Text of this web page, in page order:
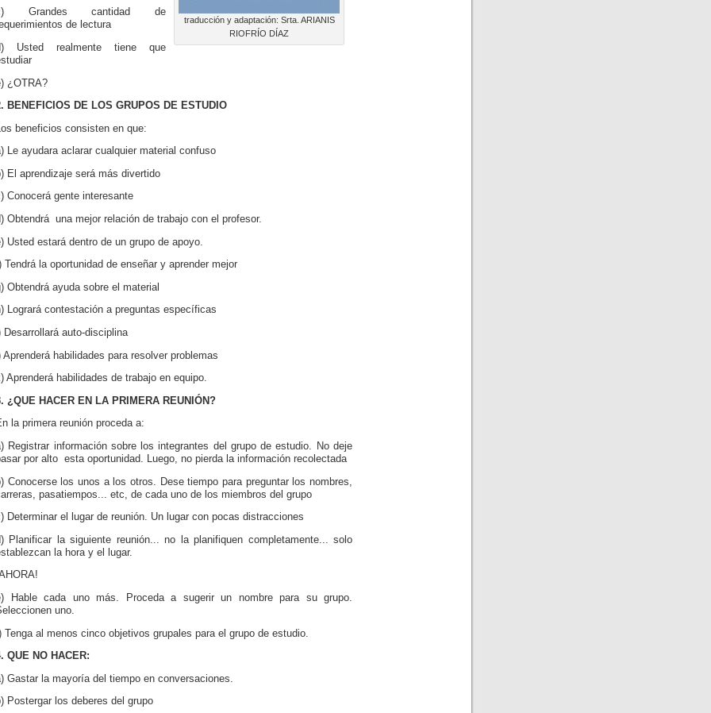
traducción y adaptación: Srta. ARIANIS
RIOFRÍO DÍAZ
Grandes cantidad de
de lectura
Usted realmente tiene que
¿OTRA?
BENEFICIOS DE LOS GRUPOS DE ESTUDIO
Los beneficios consisten en que:
Le ayudara aclarar cualquier material confuso
El aprendizaje será más divertido
Conocerá gente interesante
Obtendrá una mejor relación de trabajo con el profesor.
Usted estará dentro de un grupo de apoyo.
Tendrá la oportunidad de enseñar y aprender mejor
Obtendrá ayuda sobre el material
Logrará contestación a preguntas específicas
Desarrollará auto-disciplina
Aprenderá habilidades para resolver problemas
Aprenderá habilidades de trabajo en equipo.
¿QUE HACER EN LA PRIMERA REUNIÓN?
la primera reunión proceda a:
Registrar información sobre los integrantes del grupo de estudio. No deje
por alto esta oportunidad. Luego, no pierda la información recolectada
Conocerse los unos a los otros. Dese tiempo para preguntar los nombres,
pasatiempos... etc, de cada uno de los miembros del grupo
Determinar el lugar de reunión. Un lugar con pocas distracciones
Planificar la siguiente reunión... no la planifiquen completamente... solo
la hora y el lugar.
Hable cada uno más. Proceda a sugerir un nombre para su grupo.
uno.
Tenga al menos cinco objetivos grupales para el grupo de estudio.
QUE NO HACER:
Gastar la mayoría del tiempo en conversaciones.
Postergar los deberes del grupo